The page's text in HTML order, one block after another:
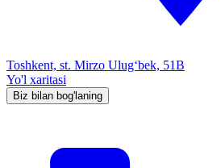
Toshkent, st. Mirzo Ulug‘bek, 51B
Yo'l xaritasi
Biz bilan bog'laning